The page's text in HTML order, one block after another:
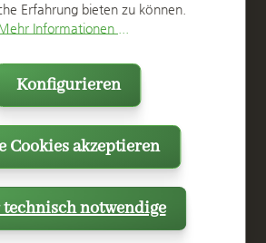
Uhr
Erfahrung bieten zu können.
Informationen ...
notwendige
Konfigurieren
Cookies akzeptieren